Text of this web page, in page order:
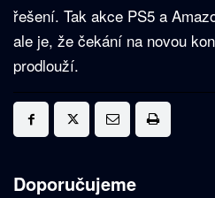
řešení. Tak akce PS5 a
ale je, že čekání na novou
prodlouží.
Doporučujeme